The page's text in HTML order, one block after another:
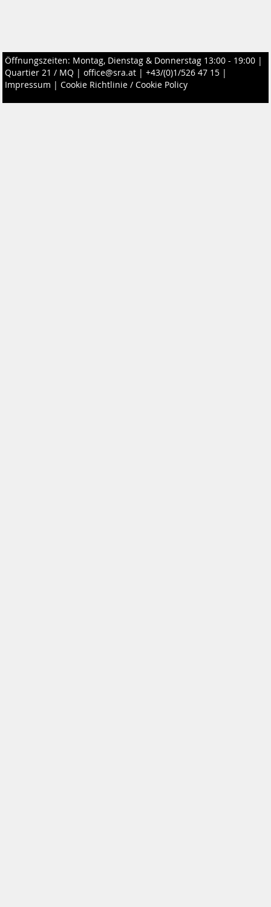
Öffnungszeiten: Montag, Dienstag & Donnerstag 13:00 - 19:00 |
Quartier 21 / MQ | office@sra.at | +43/(0)1/526 47 15 |
Impressum | Cookie Richtlinie / Cookie Policy